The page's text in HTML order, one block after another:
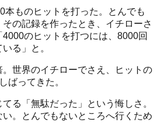
本ものヒットを打った。とんでも
の記録を作ったとき、イチローさ
のヒットを打つには、8000回
る」と。
世界のイチローでさえ、ヒットの
ばってきた。
る「無駄だった」という悔しさ。
。とんでもないところへ行くため